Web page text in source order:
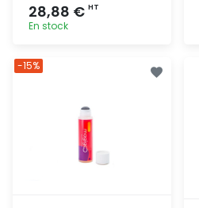
28,88 € HT
En stock
-15%